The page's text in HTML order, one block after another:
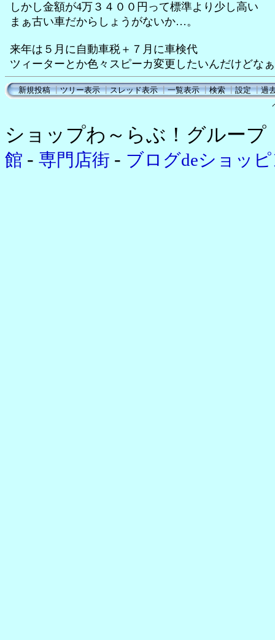
しかし金額が4万３４００円って標準より少し高い
まぁ古い車だからしょうがないか…。
来年は５月に自動車税＋７月に車検代
ツィーターとか色々スピーカ変更したいんだけどな
新規投稿┃ツリー表示┃スレッド表示┃一覧表示┃検索┃設定┃過
ショップわ～らぶ！グループ
館 - 専門店街 - ブログdeショッ